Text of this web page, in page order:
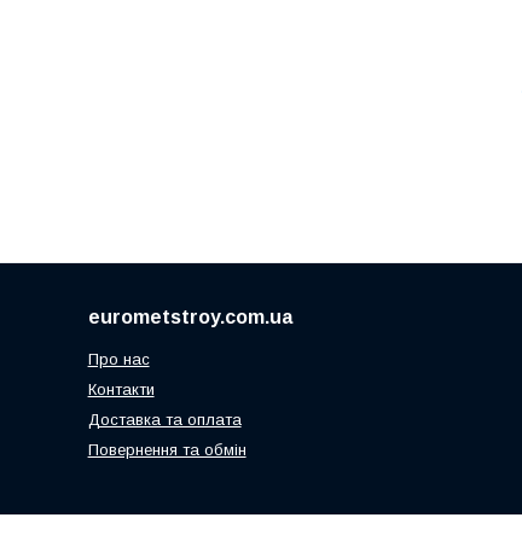
eurometstroy.com.ua
Про нас
Контакти
Доставка та оплата
Повернення та обмін